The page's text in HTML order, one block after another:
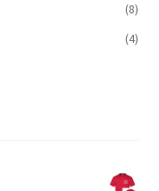
(8)
(4)